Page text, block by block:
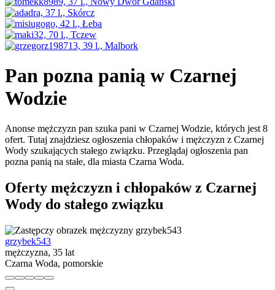
Pan pozna panią w Czarnej
Wodzie
Anonse mężczyzn pan szuka pani w Czarnej Wodzie, których jest 8
ofert. Tutaj znajdziesz ogłoszenia chłopaków i mężczyzn z Czarnej
Wody szukających stałego związku. Przeglądaj ogłoszenia pan
pozna panią na stałe, dla miasta Czarna Woda.
Oferty mężczyzn i chłopaków z Czarnej
Wody do stałego związku
grzybek543
mężczyzna, 35 lat
Czarna Woda, pomorskie